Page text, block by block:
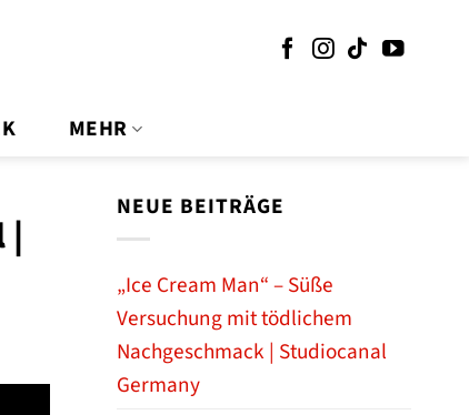
MEHR
|
NEUE BEITRÄGE
„Ice Cream Man“ – Süße
Versuchung mit tödlichem
Nachgeschmack | Studiocanal
Germany